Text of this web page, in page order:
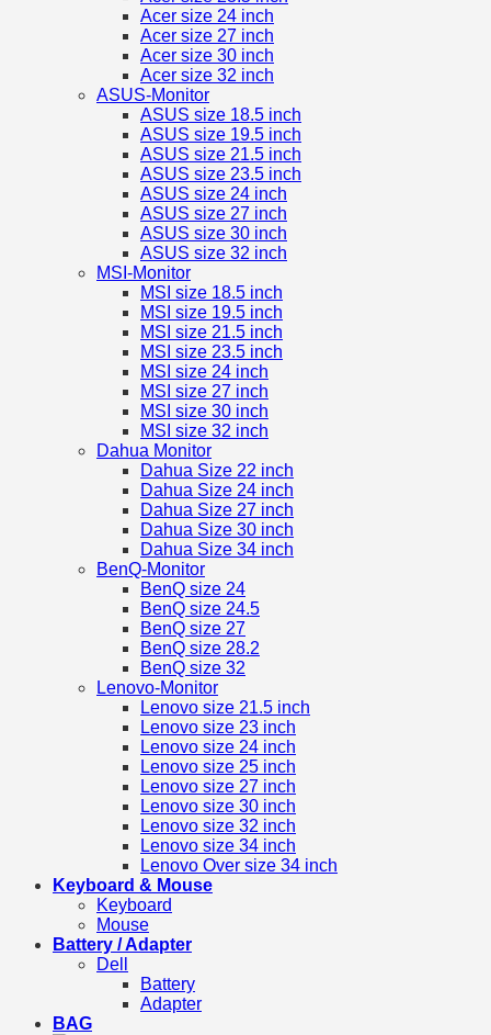
Acer size 24 inch
Acer size 27 inch
Acer size 30 inch
Acer size 32 inch
ASUS-Monitor
ASUS size 18.5 inch
ASUS size 19.5 inch
ASUS size 21.5 inch
ASUS size 23.5 inch
ASUS size 24 inch
ASUS size 27 inch
ASUS size 30 inch
ASUS size 32 inch
MSI-Monitor
MSI size 18.5 inch
MSI size 19.5 inch
MSI size 21.5 inch
MSI size 23.5 inch
MSI size 24 inch
MSI size 27 inch
MSI size 30 inch
MSI size 32 inch
Dahua Monitor
Dahua Size 22 inch
Dahua Size 24 inch
Dahua Size 27 inch
Dahua Size 30 inch
Dahua Size 34 inch
BenQ-Monitor
BenQ size 24
BenQ size 24.5
BenQ size 27
BenQ size 28.2
BenQ size 32
Lenovo-Monitor
Lenovo size 21.5 inch
Lenovo size 23 inch
Lenovo size 24 inch
Lenovo size 25 inch
Lenovo size 27 inch
Lenovo size 30 inch
Lenovo size 32 inch
Lenovo size 34 inch
Lenovo Over size 34 inch
Keyboard & Mouse
Keyboard
Mouse
Battery / Adapter
Dell
Battery
Adapter
BAG